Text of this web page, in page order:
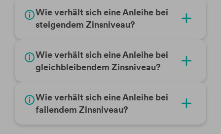
Wie verhält sich eine Anleihe bei
steigendem Zinsniveau?
Wie verhält sich eine Anleihe bei
gleichbleibendem Zinsniveau?
Wie verhält sich eine Anleihe bei
fallendem Zinsniveau?